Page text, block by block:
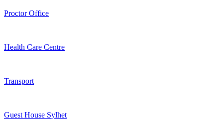
Proctor Office
Health Care Centre
Transport
Guest House Sylhet